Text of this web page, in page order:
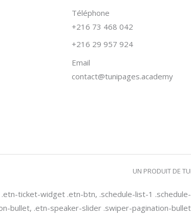
Téléphone
+216 73 468 042
+216 29 957 924
Email
contact@tunipages.academy
UN PRODUIT DE
ticket-widget .etn-btn, .schedule-list-1
bullet, .etn-speaker-slider .swiper-pagination-